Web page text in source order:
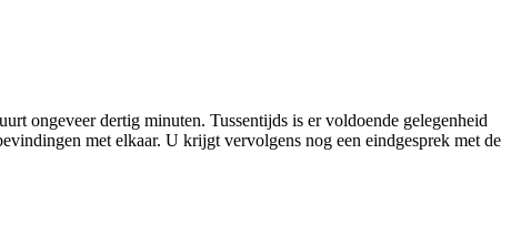
ongeveer dertig minuten. Tussentijds is er voldoende gelegenheid
met elkaar. U krijgt vervolgens nog een eindgesprek met de